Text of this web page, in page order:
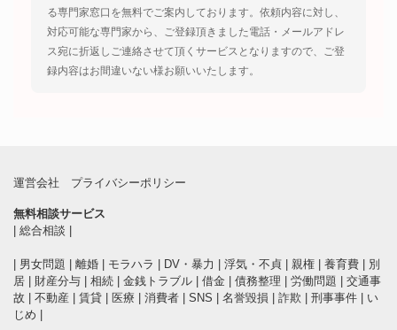
る専門家窓口を無料でご案内しております。依頼内容に対し、
対応可能な専門家から、ご登録頂きました電話・メールアドレ
ス宛に折返しご連絡させて頂くサービスとなりますので、ご登
録内容はお間違いない様お願いいたします。
運営会社 プライバシーポリシー
無料相談サービス
総合相談
男女問題 離婚 モラハラ DV・暴力 浮気・不貞 親権 養育費
別
居
財産分与 相続 金銭トラブル 借金 債務整理 労働問題
交通事
故
不動産 賃貸 医療 消費者 SNS 名誉毀損 詐欺 刑事事件
い
じめ